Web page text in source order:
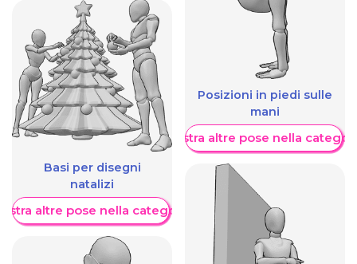
Basi per disegni
natalizi
altre pose nella categoria
Posizioni in piedi sulle
mani
Mostra altre pose nella